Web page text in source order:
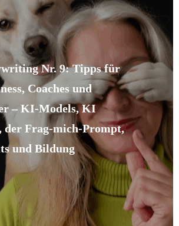
Nr. 9: Tipps für
Coaches und
– KI-Models, KI
der Frag-mich-Prompt,
und Bildung